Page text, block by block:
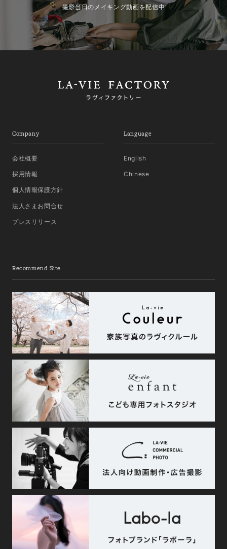
撮影当日のメイキング動画を配信中
Company
会社概要
採用情報
個人情報保護方針
法人さまお問合せ
プレスリリース
Language
English
Chinese
Recommend Site